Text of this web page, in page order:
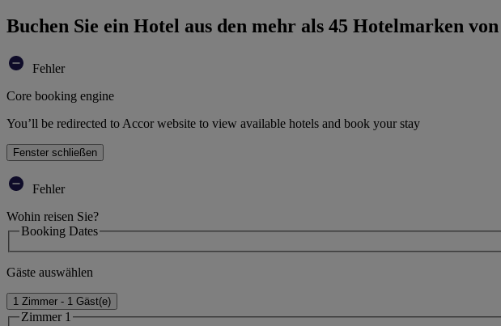
Buchen Sie ein Hotel aus den mehr als 45 Hotelmarken
Fehler
Core booking engine
You’ll be redirected to Accor website to view available hotels and book your stay
Fenster schließen
Fehler
Wohin reisen Sie?
Booking Dates
Gäste auswählen
1 Zimmer - 1 Gäst(e)
Zimmer 1